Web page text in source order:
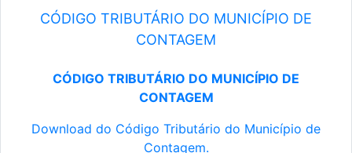
CÓDIGO TRIBUTÁRIO DO MUNICÍPIO DE
CONTAGEM
CÓDIGO TRIBUTÁRIO DO MUNICÍPIO DE
CONTAGEM
Download do Código Tributário do Município de
Contagem.